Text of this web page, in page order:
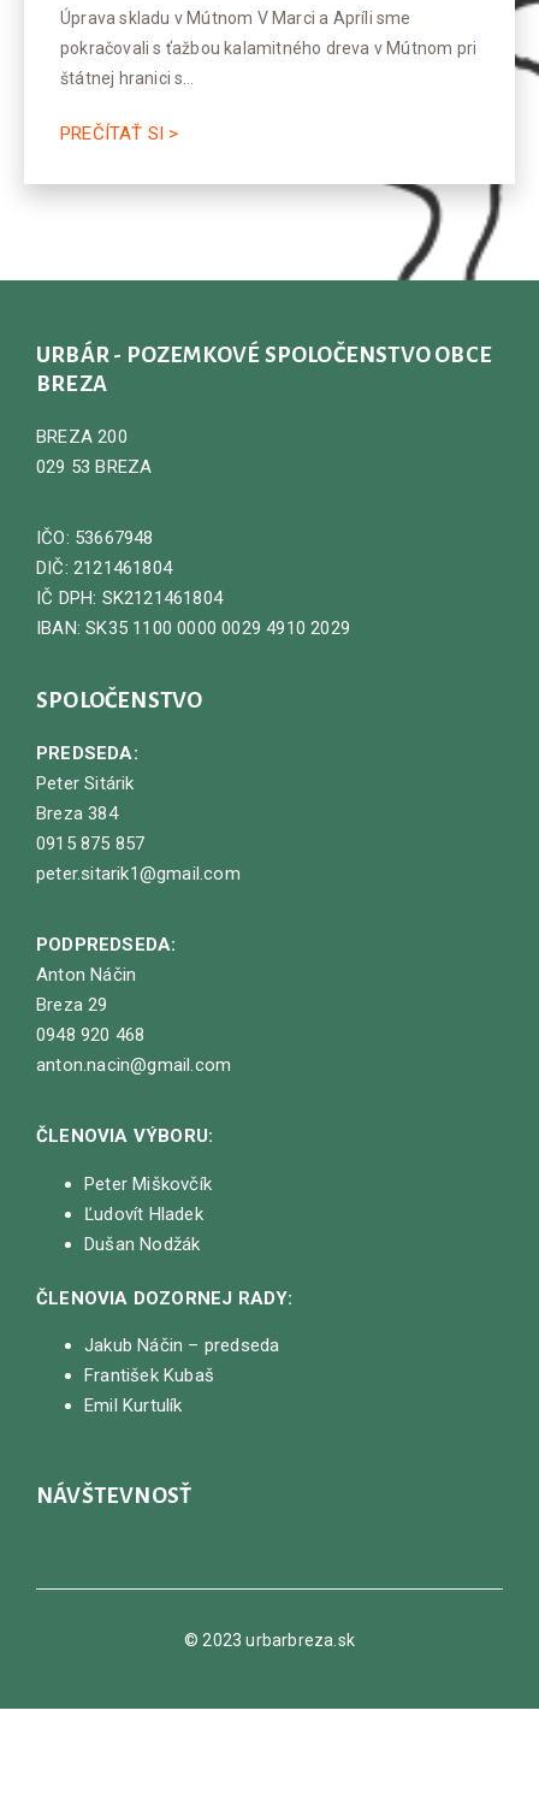
Úprava skladu v Mútnom V Marci a Apríli sme
pokračovali s ťažbou kalamitného dreva v Mútnom pri
štátnej hranici s…
PREČÍTAŤ SI >
URBÁR - POZEMKOVÉ SPOLOČENSTVO OBCE
BREZA
BREZA 200
029 53 BREZA
IČO: 53667948
DIČ: 2121461804
IČ DPH: SK2121461804
IBAN: SK35 1100 0000 0029 4910 2029
SPOLOČENSTVO
PREDSEDA:
Peter Sitárik
Breza 384
0915 875 857
peter.sitarik1@gmail.com
PODPREDSEDA:
Anton Náčin
Breza 29
0948 920 468
anton.nacin@gmail.com
ČLENOVIA VÝBORU:
Peter Miškovčík
Ľudovít Hladek
Dušan Nodžák
ČLENOVIA DOZORNEJ RADY:
Jakub Náčin – predseda
František Kubaš
Emil Kurtulík
NÁVŠTEVNOSŤ
© 2023 urbarbreza.sk